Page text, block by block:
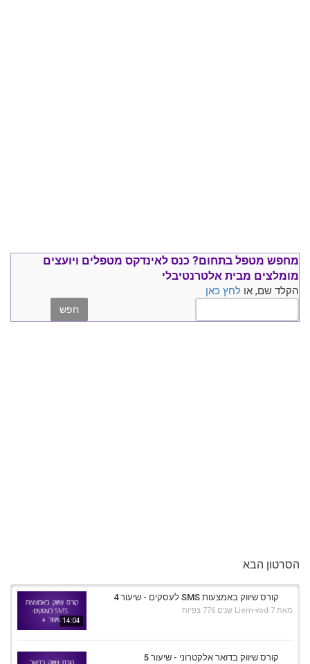
מחפש מטפל בתחום? כנס לאינדקס מטפלים ויועצים
מומלצים מבית אלטרנטיבלי
הקלד שם, או לחץ כאן
הסרטון הבא
14:04
קורס שיווק באמצעות SMS לעסקים - שיעור 4
מאת Liem-vod 7 שנים 776 צפיות
קורס שיווק בדואר אלקטרוני - שיעור 5